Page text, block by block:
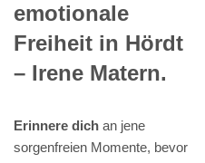
emotionale
Freiheit in Hördt
– Irene Matern.
Erinnere dich an jene
sorgenfreien Momente, bevor